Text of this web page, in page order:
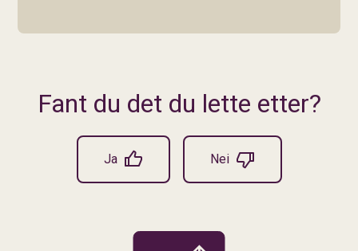
Fant du det du lette etter?
Ja Nei